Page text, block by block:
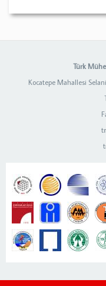
Türk
Kocatepe Mahallesi